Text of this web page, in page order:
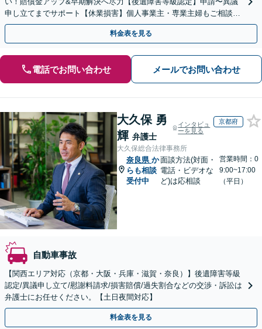
申し立てまでサポート【休業損害】個人事業主・専業主婦もご相談
を！弁護士費用特約の利用で自己負担ゼロに
料金表を見る
電話でお問い合わせ メールでお問い合わせ
大久保 勇
輝 弁護士
インタビュ
ーを見る
京都府
大久保総合法律事務所
奈良県 か
らも相談
受付中
面談方法(対面・
電話・ビデオな
ど)は応相談
営業時間：0
9:00~17:00
（平日）
自動車事故
【関西エリア対応（京都・大阪・兵庫・滋賀・奈良）】後遺障害等級
認定/異議申し立て/慰謝料請求/損害賠償/過失割合などの交渉・訴訟は
弁護士にお任せください。【土日夜間対応】
料金表を見る